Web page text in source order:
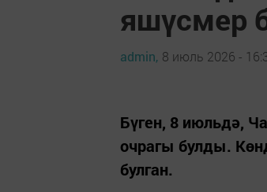
яшүсмер
admin, 8 июль 2026 -
Бүген, 8 июльдә,
очрагы булды.
булган.